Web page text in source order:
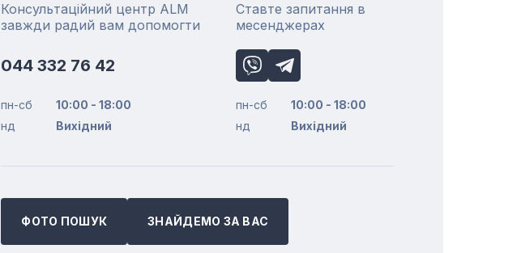
Консультаційний центр ALM
завжди радий вам допомогти
044 332 76 42
пн-сб
10:00 - 18:00
нд
Вихідний
Ставте запитання в
месенджерах
пн-сб
10:00 - 18:00
нд
Вихідний
ФОТО ПОШУК ЗНАЙДЕМО ЗА ВАС